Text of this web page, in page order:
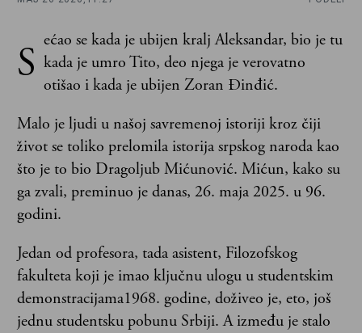
S ećao se kada je ubijen kralj Aleksandar, bio je tu
kada je umro Tito, deo njega je verovatno
otišao i kada je ubijen Zoran Đinđić.
Malo je ljudi u našoj savremenoj istoriji kroz čiji
život se toliko prelomila istorija srpskog naroda kao
što je to bio Dragoljub Mićunović. Mićun, kako su
ga zvali, preminuo je danas, 26. maja 2025. u 96.
godini.
Jedan od profesora, tada asistent, Filozofskog
fakulteta koji je imao ključnu ulogu u studentskim
demonstracijama1968. godine, doživeo je, eto, još
jednu studentsku pobunu Srbiji. A između je stalo